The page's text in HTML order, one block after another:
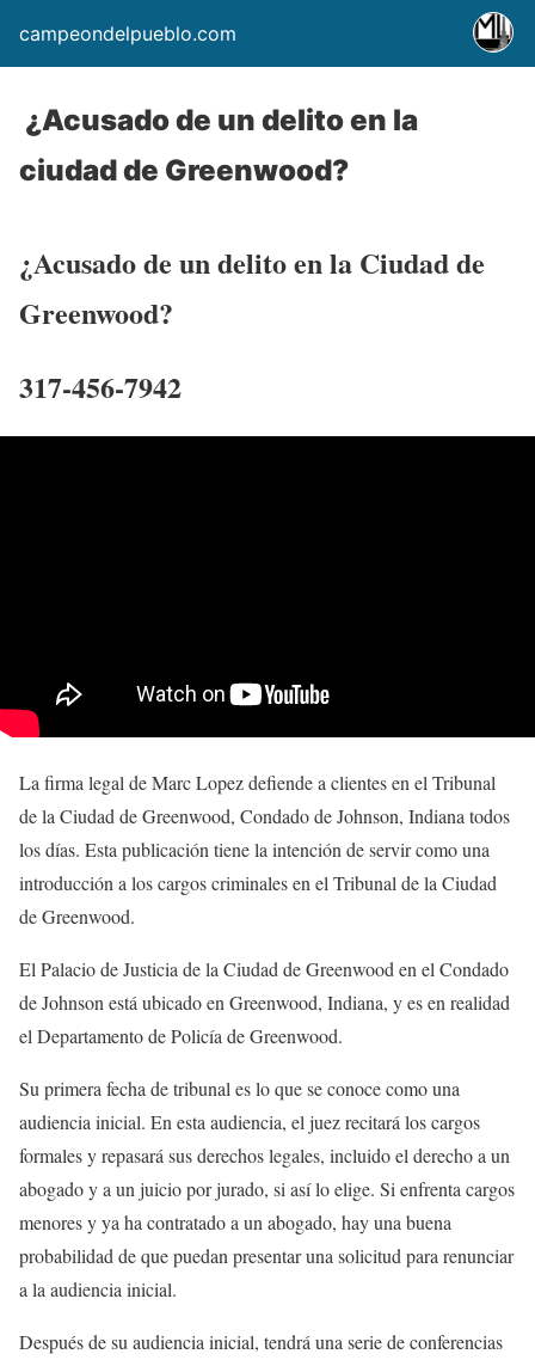
campeondelpueblo.com
¿Acusado de un delito en la
ciudad de Greenwood?
¿Acusado de un delito en la Ciudad de
Greenwood?
317-456-7942
La firma legal de Marc Lopez defiende a clientes en el Tribunal
de la Ciudad de Greenwood, Condado de Johnson, Indiana todos
los días. Esta publicación tiene la intención de servir como una
introducción a los cargos criminales en el Tribunal de la Ciudad
de Greenwood.
El Palacio de Justicia de la Ciudad de Greenwood en el Condado
de Johnson está ubicado en Greenwood, Indiana, y es en realidad
el Departamento de Policía de Greenwood.
Su primera fecha de tribunal es lo que se conoce como una
audiencia inicial. En esta audiencia, el juez recitará los cargos
formales y repasará sus derechos legales, incluido el derecho a un
abogado y a un juicio por jurado, si así lo elige. Si enfrenta cargos
menores y ya ha contratado a un abogado, hay una buena
probabilidad de que puedan presentar una solicitud para renunciar
a la audiencia inicial.
Después de su audiencia inicial, tendrá una serie de conferencias